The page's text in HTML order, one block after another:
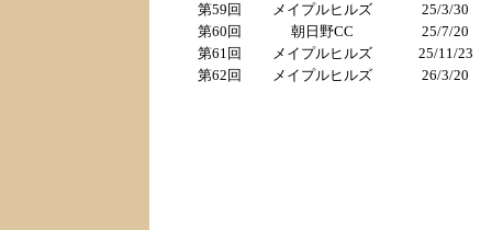
第59回
メイプルヒルズ
25/3/30
第60回
朝日野CC
25/7/20
第61回
メイプルヒルズ
25/11/23
第62回
メイプルヒルズ 26/3/20